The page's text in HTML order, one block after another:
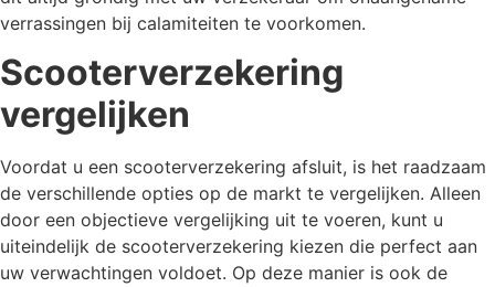
verrassingen bij calamiteiten te voorkomen.
Scooterverzekering
vergelijken
Voordat u een scooterverzekering afsluit, is het raadzaam
de verschillende opties op de markt te vergelijken. Alleen
door een objectieve vergelijking uit te voeren, kunt u
uiteindelijk de scooterverzekering kiezen die perfect aan
uw verwachtingen voldoet. Op deze manier is ook de